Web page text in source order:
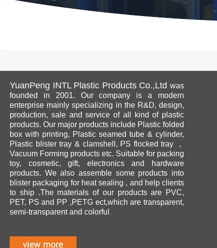
YuanPeng INTL Plastic Products Co.,Ltd was
founded in 2001. Our company is a modern
enterprise mainly specializing in the R&D, design,
production, sale and service of all kind of plastic
products. Our major products include Plastic folded
box with printing, Plastic seamed tube & cylinder,
Plastic blister tray & clamshell, PS flocked tray ，
Vacuum Forming products etc. Suitable for packing
toy, cosmetic, gift, electronics and hardware
products. We also assemble some products into
blister packaging for heat sealing , and help clients
to ship .The materials of our products are PVC,
PET, PS and PP ,PETG ect,which are transparent,
semi-transparent and colorful.